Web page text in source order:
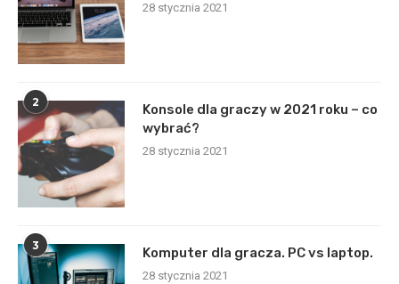
28 stycznia 2021
2
Konsole dla graczy w 2021 roku – co
wybrać?
28 stycznia 2021
3
Komputer dla gracza. PC vs laptop.
28 stycznia 2021